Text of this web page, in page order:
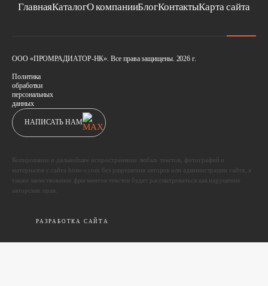
ГлавнаяКаталогО компанииБлогКонтактыКарта сайта
ООО «ПРОМРАДИАТОР-НК». Все права защищены. 2026 г.
Политика
обработки
персональных
данных
НАПИСАТЬ НАМ
Копирование и дальнейшее испространение любых текстов, фотографий и
материалов с сайта hono-r.com без разрешения авторов или администрации сайта, а
также заимствование фрагментов текстов будет рассматриваться как нарушение
авторских прав.
РАЗРАБОТКА САЙТА